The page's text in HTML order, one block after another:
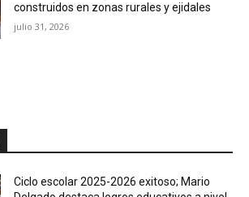
construidos en zonas rurales y ejidales
julio 31, 2026
Ciclo escolar 2025-2026 exitoso; Mario